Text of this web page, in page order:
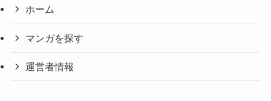
ホーム
マンガを探す
運営者情報